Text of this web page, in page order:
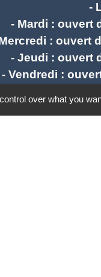
-
- Mardi : ouvert
: ouvert
- Jeudi : ouvert
- Vendredi :
mail :
over what you